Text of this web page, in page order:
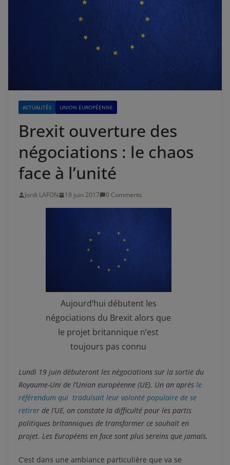
ACTUALITÉS UNION EUROPÉENNE
Brexit ouverture des
négociations : le chaos
face à l’unité
Jordi LAFON 19 juin 2017 0 Comments
Aujourd’hui débutent les
négociations du Brexit alors que
le projet britannique n’est
toujours pas connu
Lundi 19 juin débuteront les négociations sur la sortie du
Royaume-Uni de l’Union européenne (UE). Un an après le
référendum qui traduisait leur volonté populaire de se
retirer de l’UE, on constate la difficulté pour les partis
politiques britanniques de transformer ce souhait en
projet. Les Européens en face sont plus sereins que jamais.
C’est dans une ambiance particulière que va se